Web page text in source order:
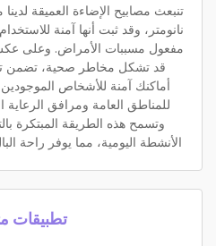
نانومتر، وقد ثبت أنها آمنة
أماكنك آمنة للأشخاص الموجودين
للمناطق العامة ومرافق الرعاية
وتسمح هذه الطريقة المبتكرة
الأنشطة اليومية، مما يوفر راحة
تطبيقات